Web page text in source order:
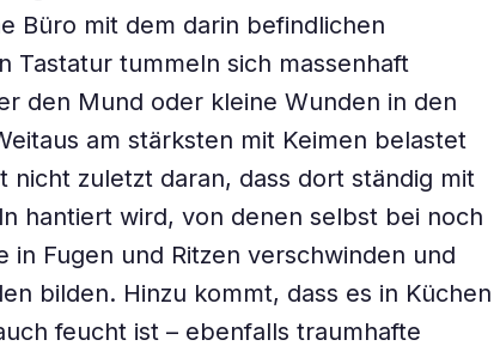
Büro mit dem darin befindlichen
Tastatur tummeln sich massenhaft
den Mund oder kleine Wunden in den
am stärksten mit Keimen belastet
nicht zuletzt daran, dass dort ständig mit
hantiert wird, von denen selbst bei noch
in Fugen und Ritzen verschwinden und
bilden. Hinzu kommt, dass es in Küchen
feucht ist – ebenfalls traumhafte